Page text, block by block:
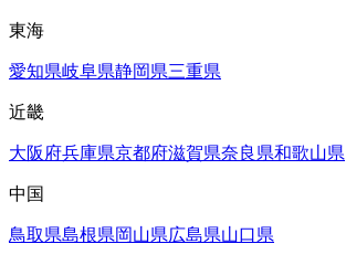
東海
愛知県岐阜県静岡県三重県
近畿
大阪府兵庫県京都府滋賀県奈良県和歌山県
中国
鳥取県島根県岡山県広島県山口県